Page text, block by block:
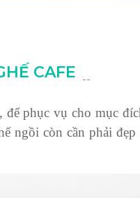
CAFE --
để phục vụ cho mục
ngồi còn cần phải